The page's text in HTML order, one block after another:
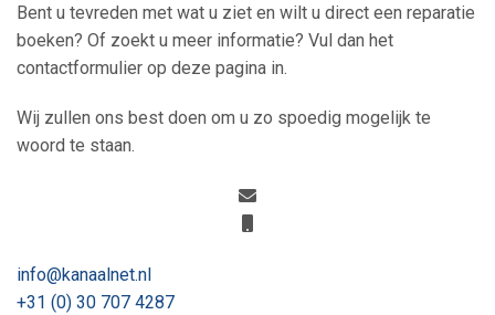
Bent u tevreden met wat u ziet en wilt u direct een reparatie
boeken? Of zoekt u meer informatie? Vul dan het
contactformulier op deze pagina in.
Wij zullen ons best doen om u zo spoedig mogelijk te
woord te staan.
info@kanaalnet.nl
+31 (0) 30 707 4287